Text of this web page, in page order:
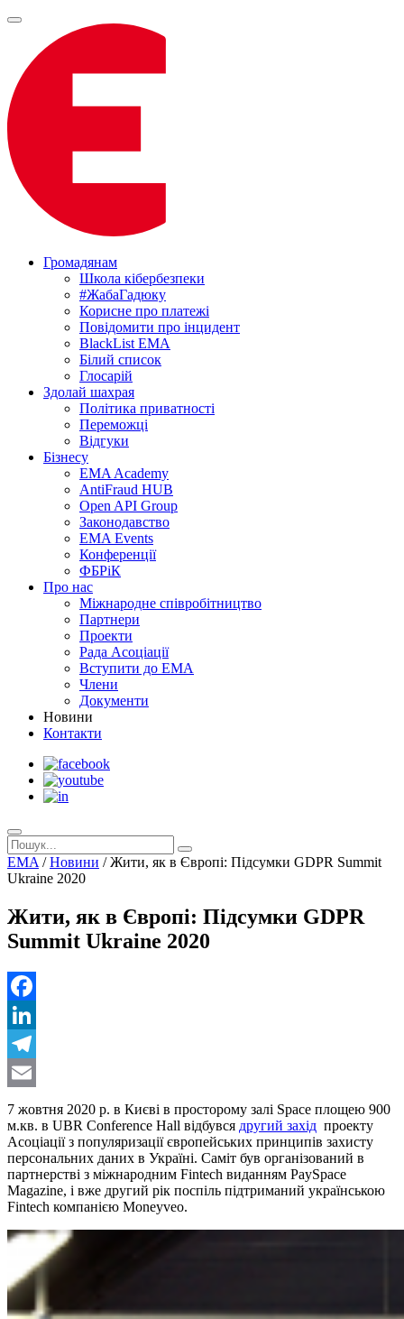
Громадянам
Школа кібербезпеки
#ЖабаГадюку
Корисне про платежі
Повідомити про інцидент
BlackList EMA
Білий список
Глосарій
Здолай шахрая
Політика приватності
Переможцi
Відгуки
Бізнесу
EMA Academy
AntiFraud HUB
Open API Group
Законодавство
EMA Events
Конференції
ФБРіК
Про нас
Міжнародне співробітництво
Партнери
Проекти
Рада Асоціації
Вступити до ЕМА
Члени
Документи
Новини
Контакти
EMA /Новини /Жити, як в Європі: Підсумки GDPR Summit
Ukraine 2020
Жити, як в Європі: Підсумки GDPR
Summit Ukraine 2020
Facebook
LinkedIn
Telegram
Email
7 жовтня 2020 р. в Києві в просторому залі Space площею 900
м.кв. в UBR Conference Hall відбувся другий захід проекту
Асоціації з популяризації європейських принципів захисту
персональних даних в Україні. Саміт був організований в
партнерстві з міжнародним Fintech виданням PaySpace
Magazine, і вже другий рік поспіль підтриманий українською
Fintech компанією Moneyveo.